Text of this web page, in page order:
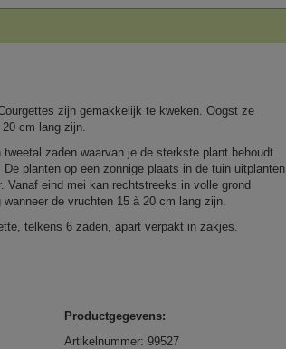
zijn gemakkelijk te kweken. Oogst ze
cm lang zijn.
zaden waarvan je de sterkste plant behoudt.
planten op een zonnige plaats in de tuin uitplanten
Vanaf eind mei kan rechtstreeks in volle grond
de vruchten 15 à 20 cm lang zijn.
telkens 6 zaden, apart verpakt in zakjes.
Productgegevens:
Artikelnummer: 99527